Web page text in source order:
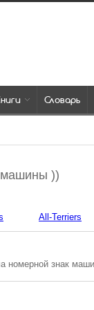
Словарь
машины ))
All-Terriers
номерной знак